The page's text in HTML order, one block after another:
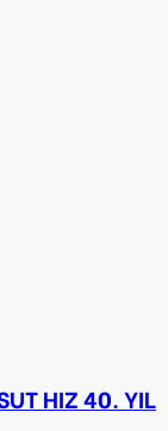
HIZ 40. YIL